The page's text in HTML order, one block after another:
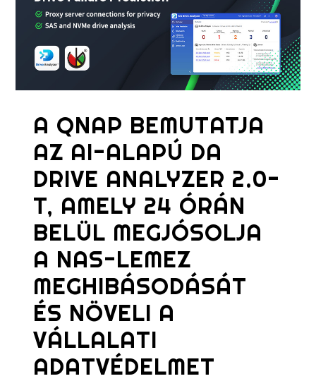
A QNAP BEMUTATJA
AZ AI-ALAPÚ DA
DRIVE ANALYZER 2.0-
T, AMELY 24 ÓRÁN
BELÜL MEGJÓSOLJA
A NAS-LEMEZ
MEGHIBÁSODÁSÁT
ÉS NÖVELI A
VÁLLALATI
ADATVÉDELMET